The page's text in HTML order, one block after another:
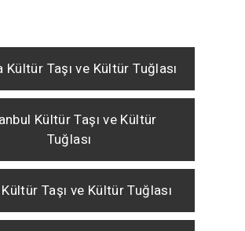
Kültür Taşı ve Kültür Tuğlası
Kültür Taşı ve Kültür
Tuğlası
Taşı ve Kültür Tuğlası